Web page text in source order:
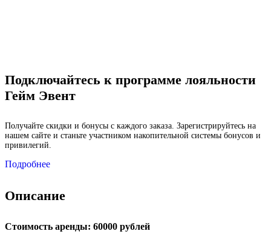
Подключайтесь к программе лояльности
Гейм Эвент
Получайте скидки и бонусы с каждого заказа. Зарегистрируйтесь на
нашем сайте и станьте участником накопительной системы бонусов и
привилегий.
Подробнее
Описание
Стоимость аренды: 60000 рублей